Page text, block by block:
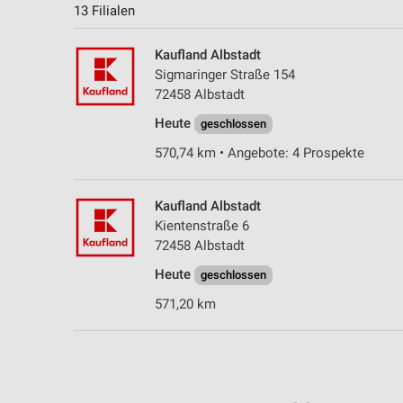
13 Filialen
Kaufland Albstadt
Sigmaringer Straße 154
72458 Albstadt
Heute
geschlossen
570,74 km • Angebote: 4 Prospekte
Kaufland Albstadt
Kientenstraße 6
72458 Albstadt
Heute
geschlossen
571,20 km